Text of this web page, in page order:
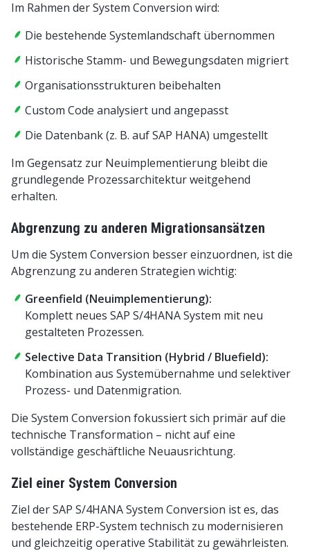
Im Rahmen der System Conversion wird:
Die bestehende Systemlandschaft übernommen
Historische Stamm- und Bewegungsdaten migriert
Organisationsstrukturen beibehalten
Custom Code analysiert und angepasst
Die Datenbank (z. B. auf SAP HANA) umgestellt
Im Gegensatz zur Neuimplementierung bleibt die
grundlegende Prozessarchitektur weitgehend
erhalten.
Abgrenzung zu anderen Migrationsansätzen
Um die System Conversion besser einzuordnen, ist die
Abgrenzung zu anderen Strategien wichtig:
Greenfield (Neuimplementierung):
Komplett neues SAP S/4HANA System mit neu
gestalteten Prozessen.
Selective Data Transition (Hybrid / Bluefield):
Kombination aus Systemübernahme und selektiver
Prozess- und Datenmigration.
Die System Conversion fokussiert sich primär auf die
technische Transformation – nicht auf eine
vollständige geschäftliche Neuausrichtung.
Ziel einer System Conversion
Ziel der SAP S/4HANA System Conversion ist es, das
bestehende ERP-System technisch zu modernisieren
und gleichzeitig operative Stabilität zu gewährleisten.